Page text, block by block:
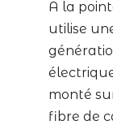
A la
utilise
monté
fibre de